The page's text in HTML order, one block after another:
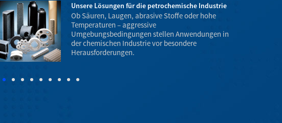
Unsere Lösungen für die petrochemische Industrie
Ob Säuren, Laugen, abrasive Stoffe oder hohe
Temperaturen – aggressive
Umgebungsbedingungen stellen Anwendungen in
der chemischen Industrie vor besondere
Herausforderungen.